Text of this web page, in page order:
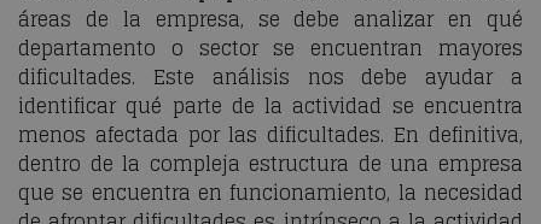
áreas de la empresa, se debe analizar en qué
departamento o sector se encuentran mayores
dificultades. Este análisis nos debe ayudar a
identificar qué parte de la actividad se encuentra
menos afectada por las dificultades. En definitiva,
dentro de la compleja estructura de una empresa
que se encuentra en funcionamiento, la necesidad